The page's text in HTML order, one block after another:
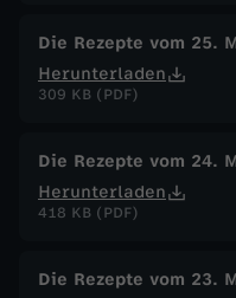
Die Rezepte vom 25.
Herunterladen
309 KB (PDF)
Die Rezepte vom 24.
Herunterladen
418 KB (PDF)
Die Rezepte vom 23.